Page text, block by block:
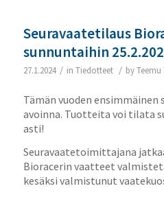
Seuravaatetilaus
sunnuntaihin
27.1.2024 / in Tiedotteet / byTeemu
Tämän vuoden ensimmäinen
avoinna. Tuotteita voi tilata
asti!
Seuravaatetoimittajana
Bioracerin vaatteet
kesäksi valmistunut